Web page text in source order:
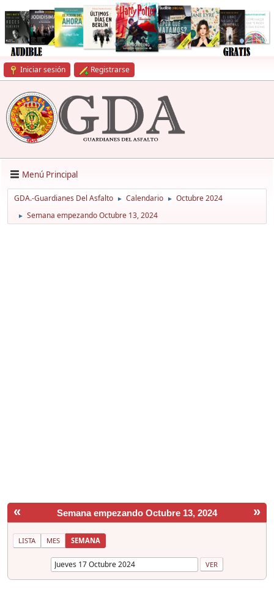
Iniciar sesión Registrarse
Menú Principal
GDA.-Guardianes Del Asfalto ► Calendario ► Octubre 2024
► Semana empezando Octubre 13, 2024
« »
Semana empezando Octubre 13, 2024
LISTA MES SEMANA